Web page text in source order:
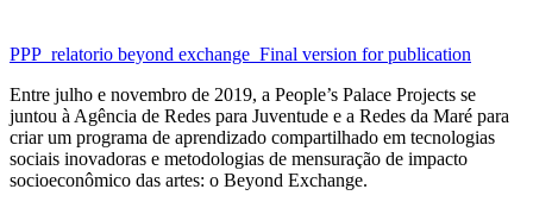
PPP_relatorio beyond exchange_Final version for publication
Entre julho e novembro de 2019, a People’s Palace Projects se
juntou à Agência de Redes para Juventude e a Redes da Maré para
criar um programa de aprendizado compartilhado em tecnologias
sociais inovadoras e metodologias de mensuração de impacto
socioeconômico das artes: o Beyond Exchange.